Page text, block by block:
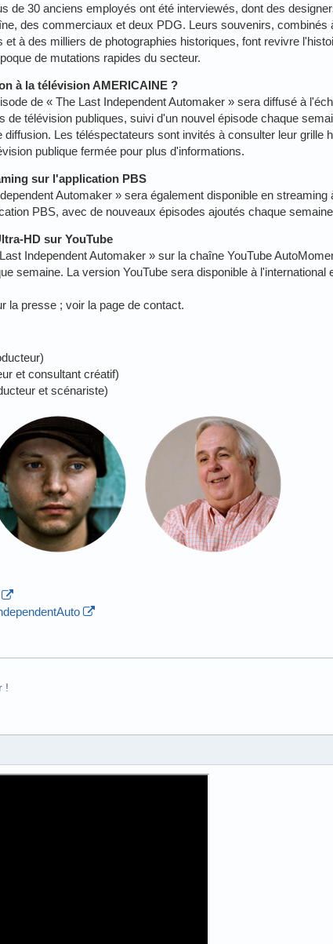
de 30 anciens employés ont été interviewés, dont des
des commerciaux et deux PDG. Leurs souvenirs, combinés
à des milliers de photographies historiques, font revivre
de mutations rapides du secteur.
à la télévision AMERICAINE ?
de « The Last Independent Automaker » sera diffusé à
de télévision publiques, suivi d'un nouvel épisode chaque
Les téléspectateurs sont invités à consulter leur grille
publique fermée pour plus d'informations.
sur l'application PBS
Automaker » sera également disponible en streaming
PBS, avec de nouveaux épisodes ajoutés chaque
HD sur YouTube
Independent Automaker » sur la chaîne YouTube
semaine. La version YouTube sera disponible à l'international
la presse ; voir la page de contact.
et consultant créatif)
et scénariste)
!